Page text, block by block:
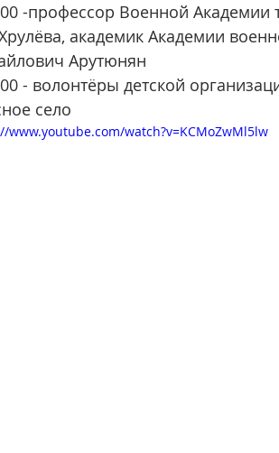
-профессор Военной
академик Академии
Арутюнян
- волонтёры детской
село
www.youtube.com/watch?v=KCMoZwMl5lw